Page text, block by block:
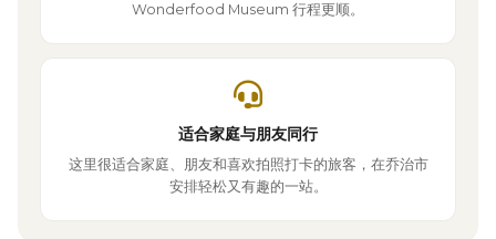
Wonderfood Museum 行程更顺。
适合家庭与朋友同行
这里很适合家庭、朋友和喜欢拍照打卡的旅客，在乔治市
安排轻松又有趣的一站。